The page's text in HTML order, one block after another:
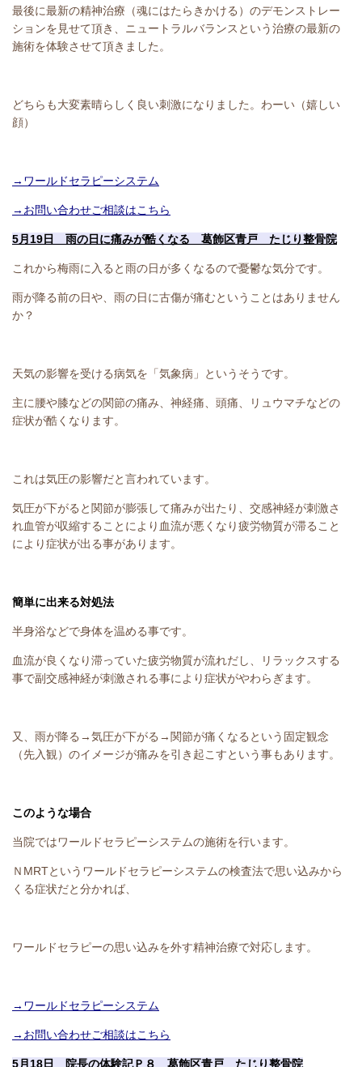
最後に最新の精神治療（魂にはたらきかける）のデモンストレー
ションを見せて頂き、ニュートラルバランスという治療の最新の
施術を体験させて頂きました。
どちらも大変素晴らしく良い刺激になりました。わーい（嬉しい
顔）
→ワールドセラピーシステム
→お問い合わせご相談はこちら
5月19日 雨の日に痛みが酷くなる 葛飾区青戸 たじり整骨院
これから梅雨に入ると雨の日が多くなるので憂鬱な気分です。
雨が降る前の日や、雨の日に古傷が痛むということはありません
か？
天気の影響を受ける病気を「気象病」というそうです。
主に腰や膝などの関節の痛み、神経痛、頭痛、リュウマチなどの
症状が酷くなります。
これは気圧の影響だと言われています。
気圧が下がると関節が膨張して痛みが出たり、交感神経が刺激さ
れ血管が収縮することにより血流が悪くなり疲労物質が滞ること
により症状が出る事があります。
簡単に出来る対処法
半身浴などで身体を温める事です。
血流が良くなり滞っていた疲労物質が流れだし、リラックスする
事で副交感神経が刺激される事により症状がやわらぎます。
又、雨が降る→気圧が下がる→関節が痛くなるという固定観念
（先入観）のイメージが痛みを引き起こすという事もあります。
このような場合
当院ではワールドセラピーシステムの施術を行います。
ＮMRTというワールドセラピーシステムの検査法で思い込みから
くる症状だと分かれば、
ワールドセラピーの思い込みを外す精神治療で対応します。
→ワールドセラピーシステム
→お問い合わせご相談はこちら
5月18日 院長の体験記Ｐ８ 葛飾区青戸 たじり整骨院